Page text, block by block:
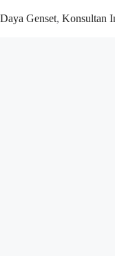
Genset, Konsultan